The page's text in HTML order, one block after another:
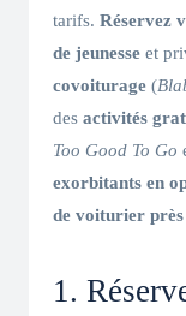
tarifs. Réservez
de jeunesse et
covoiturage (
des activités
Too Good To Go
exorbitants en
de voiturier
1.